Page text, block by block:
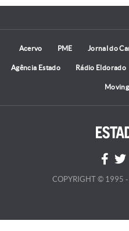
Acervo PME Jornal do
Agência Estado Rádio Eldorado
COPYRIGHT © 1995